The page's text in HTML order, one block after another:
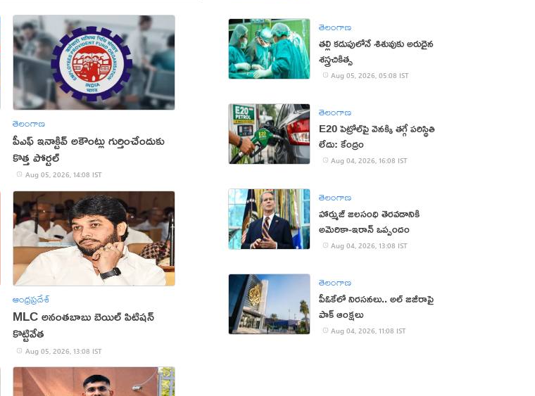
తెలంగాణ
పీఎఫ్ ఇనాక్టివ్ అకౌంట్లు గుర్తించేందుకు
కొత్త పోర్టల్
Aug 05, 2026, 14:08 IST
ఆంధ్రప్రదేశ్
MLC అనంతబాబు బెయిల్ పిటిషన్
కొట్టివేత
Aug 05, 2026, 13:08 IST
తెలంగాణ
తల్లి కడుపులోనే శిశువుకు అరుదైన
శస్త్రచికిత్స
Aug 05, 2026, 05:08 IST
తెలంగాణ
E20 పెట్రోల్‌పై వెనక్కి తగ్గే పరిస్థితి
లేదు: కేంద్రం
Aug 04, 2026, 16:08 IST
తెలంగాణ
హార్ముజ్ జలసంధి తెరవడానికి
అమెరికా-ఇరాన్ ఒప్పందం
Aug 04, 2026, 13:08 IST
తెలంగాణ
పీఓకేలో నిరసనలు.. అల్ జజీరాపై
పాక్ ఆంక్షలు
Aug 04, 2026, 11:08 IST